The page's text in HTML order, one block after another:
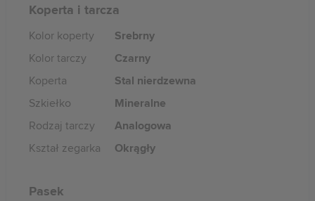
Koperta i tarcza
Kolor koperty
Srebrny
Kolor tarczy
Czarny
Koperta
Stal nierdzewna
Szkiełko
Mineralne
Rodzaj tarczy
Analogowa
Kształ zegarka
Okrągły
Pasek